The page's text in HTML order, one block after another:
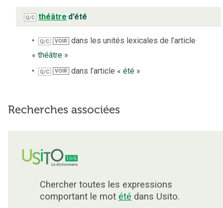
Q/C théâtre d’été
Q/C VOIR
dans les unités lexicales de l’article
« théâtre »
Q/C VOIR dans l’article «été »
Recherches associées
Chercher toutes les expressions
comportant le mot été dans Usito.